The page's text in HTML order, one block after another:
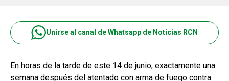
Unirse al canal de Whatsapp de Noticias RCN
En horas de la tarde de este 14 de junio, exactamente una
semana después del atentado con arma de fuego contra